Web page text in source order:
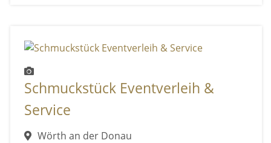
Schmuckstück Eventverleih &
Service
Wörth an der Donau